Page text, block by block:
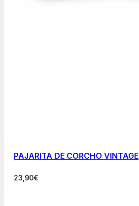
PAJARITA DE CORCHO VINTAGE
23,90€